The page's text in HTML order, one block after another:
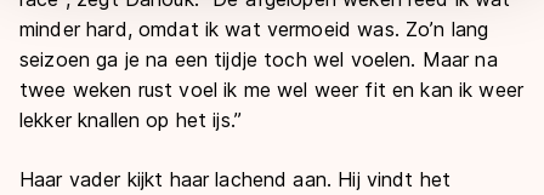
minder hard, omdat ik wat vermoeid was. Zo’n lang
seizoen ga je na een tijdje toch wel voelen. Maar na
twee weken rust voel ik me wel weer fit en kan ik weer
lekker knallen op het ijs.’’
Haar vader kijkt haar lachend aan. Hij vindt het